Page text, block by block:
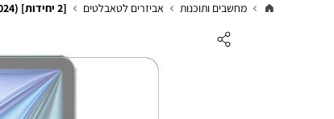
מחשבים ותוכנות אביזרים לטאבלטים [2 יחידות] Apple iPad Air 11 (2024) מגן מסך כמו דף נייר סקרין מובייל